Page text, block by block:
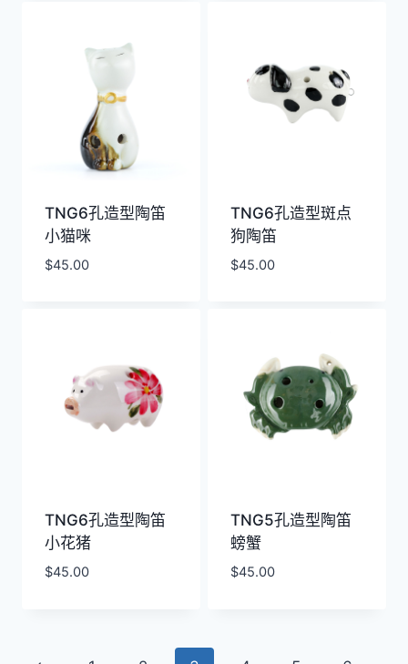
TNG6孔造型陶笛
小猫咪
$45.00
TNG6孔造型斑点
狗陶笛
$45.00
TNG6孔造型陶笛
小花猪
$45.00
TNG5孔造型陶笛
螃蟹
$45.00